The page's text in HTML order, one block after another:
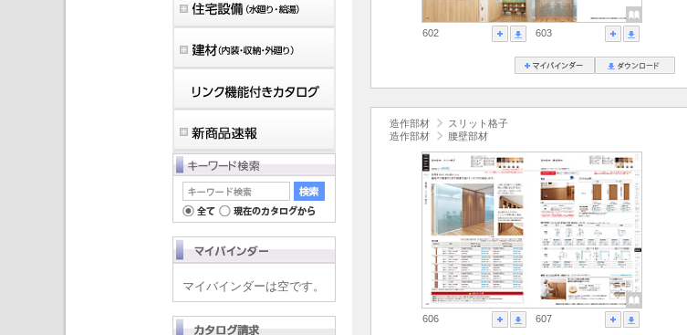
602 603
造作部材
スリット格子
造作部材
腰壁部材
606 607
マイバインダーは空です。